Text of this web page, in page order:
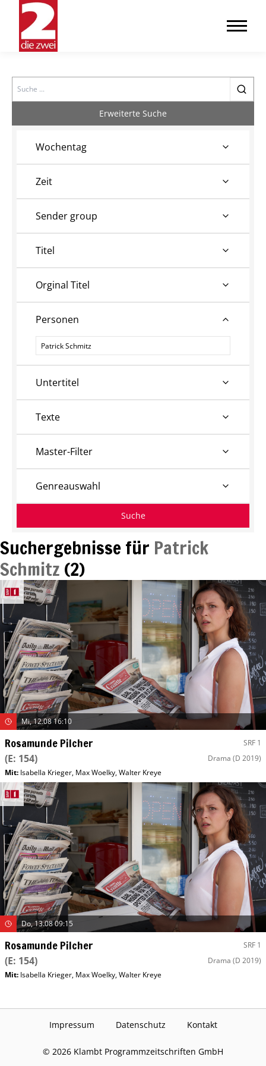
Search
Suchergebnisse für Patrick
Schmitz (2)
Mi, 12.08 16:10
Rosamunde Pilcher SRF 1
(E: 154) Drama (D 2019)
Mit: Isabella Krieger, Max Woelky,Walter Kreye
Do, 13.08 09:15
Rosamunde Pilcher SRF 1
(E: 154) Drama (D 2019)
Mit: Isabella Krieger, Max Woelky,Walter Kreye
Erweiterte Suche
Wochentag
Zeit
Sender group
Titel
Orginal Titel
Personen
Personen
Untertitel
Texte
Master-Filter
Genreauswahl
Suche
Impressum Datenschutz Kontakt
© 2026 Klambt Programmzeitschriften GmbH